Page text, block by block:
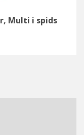
Multi i spids